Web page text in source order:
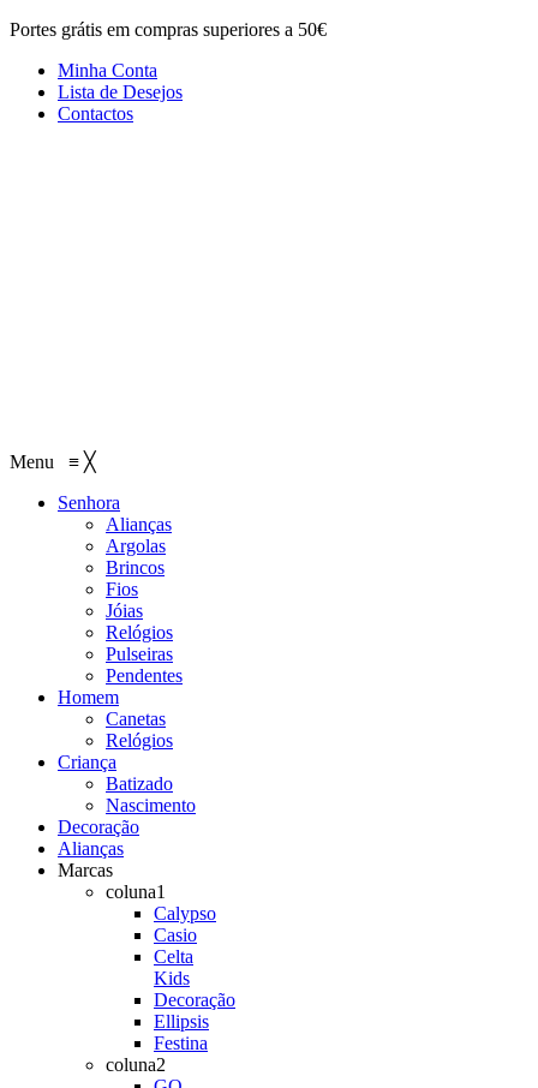
Portes grátis em compras superiores a 50€
Minha Conta
Lista de Desejos
Contactos
Menu ≡ ╳
Senhora
Alianças
Argolas
Brincos
Fios
Jóias
Relógios
Pulseiras
Pendentes
Homem
Canetas
Relógios
Criança
Batizado
Nascimento
Decoração
Alianças
Marcas
coluna1
Calypso
Casio
Celta
Kids
Decoração
Ellipsis
Festina
coluna2